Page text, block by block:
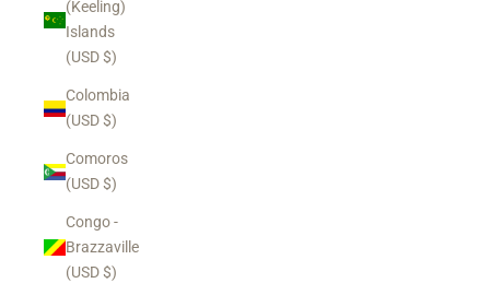
(Keeling)
Islands
(USD $)
Colombia
(USD $)
Comoros
(USD $)
Congo -
Brazzaville
(USD $)